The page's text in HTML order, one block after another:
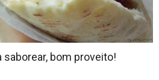
saborear, bom proveito!